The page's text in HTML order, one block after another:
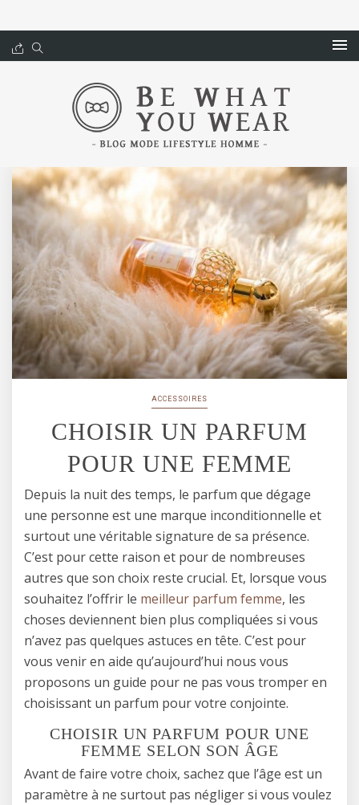
ACCESSOIRES
CHOISIR UN PARFUM
POUR UNE FEMME
Depuis la nuit des temps, le parfum que dégage
une personne est une marque inconditionnelle et
surtout une véritable signature de sa présence.
C’est pour cette raison et pour de nombreuses
autres que son choix reste crucial. Et, lorsque vous
souhaitez l’offrir le meilleur parfum femme, les
choses deviennent bien plus compliquées si vous
n’avez pas quelques astuces en tête. C’est pour
vous venir en aide qu’aujourd’hui nous vous
proposons un guide pour ne pas vous tromper en
choisissant un parfum pour votre conjointe.
CHOISIR UN PARFUM POUR UNE
FEMME SELON SON ÂGE
Avant de faire votre choix, sachez que l’âge est un
paramètre à ne surtout pas négliger si vous voulez